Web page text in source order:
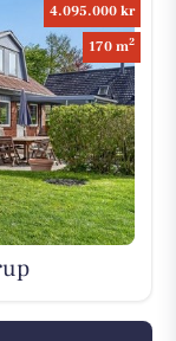
4.095.000 kr
170 m2